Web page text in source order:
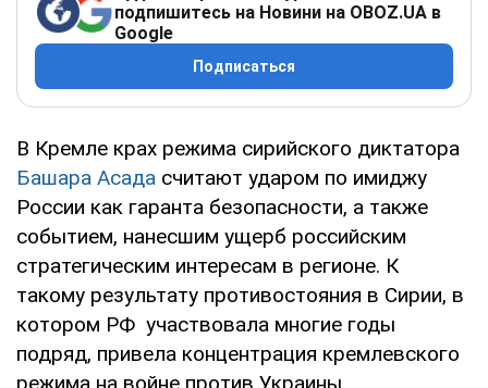
подпишитесь на Новини на OBOZ.UA в
Google
Подписаться
В Кремле крах режима сирийского диктатора
Башара Асада считают ударом по имиджу
России как гаранта безопасности, а также
событием, нанесшим ущерб российским
стратегическим интересам в регионе. К
такому результату противостояния в Сирии, в
котором РФ участвовала многие годы
подряд, привела концентрация кремлевского
режима на войне против Украины.